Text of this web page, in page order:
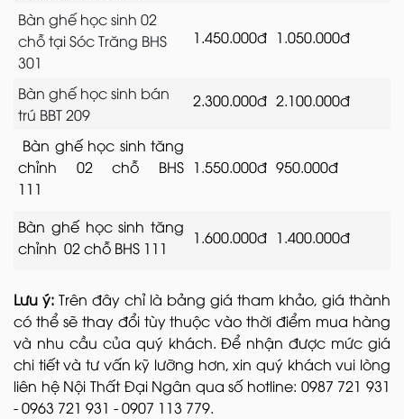
Bàn ghế học sinh 02
chỗ tại Sóc Trăng BHS
301
1.450.000đ 1.050.000đ
Bàn ghế học sinh bán
trú BBT 209
2.300.000đ 2.100.000đ
Bàn ghế học sinh tăng
chỉnh 02 chỗ BHS
111
1.550.000đ 950.000đ
Bàn ghế học sinh tăng
chỉnh 02 chỗ BHS 111
1.600.000đ 1.400.000đ
Lưu ý: Trên đây chỉ là bảng giá tham khảo, giá thành
có thể sẽ thay đổi tùy thuộc vào thời điểm mua hàng
và nhu cầu của quý khách. Để nhận được mức giá
chi tiết và tư vấn kỹ lưỡng hơn, xin quý khách vui lòng
liên hệ Nội Thất Đại Ngân qua số hotline: 0987 721 931
- 0963 721 931 - 0907 113 779.